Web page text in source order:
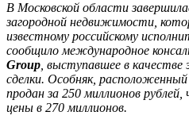
В Московской области
загородной недвижимости,
известному российскому
сообщило международное
Group , выступавшее в качестве
сделки. Особняк,
продан за 250 миллионов
цены в 270 миллионов.